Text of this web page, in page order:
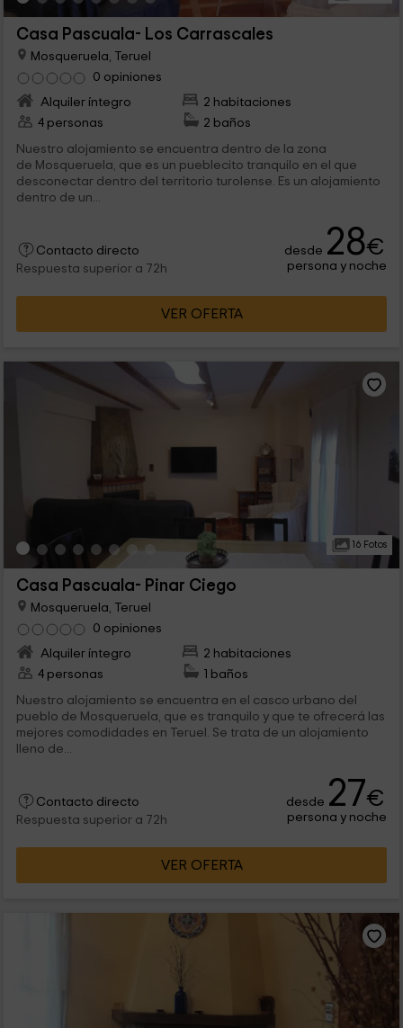
Casa Pascuala- Los Carrascales
Mosqueruela, Teruel
0 opiniones
Alquiler íntegro
2 habitaciones
4 personas
2 baños
Nuestro alojamiento se encuentra dentro de la zona
de Mosqueruela, que es un pueblecito tranquilo en el que
desconectar dentro del territorio turolense. Es un alojamiento
dentro de un...
Contacto directo
Respuesta superior a 72h
desde 28€
persona y noche
VER OFERTA
16 Fotos
Casa Pascuala- Pinar Ciego
Mosqueruela, Teruel
0 opiniones
Alquiler íntegro
2 habitaciones
4 personas
1 baños
Nuestro alojamiento se encuentra en el casco urbano del
pueblo de Mosqueruela, que es tranquilo y que te ofrecerá las
mejores comodidades en Teruel. Se trata de un alojamiento
lleno de...
Contacto directo
Respuesta superior a 72h
desde 27€
persona y noche
VER OFERTA